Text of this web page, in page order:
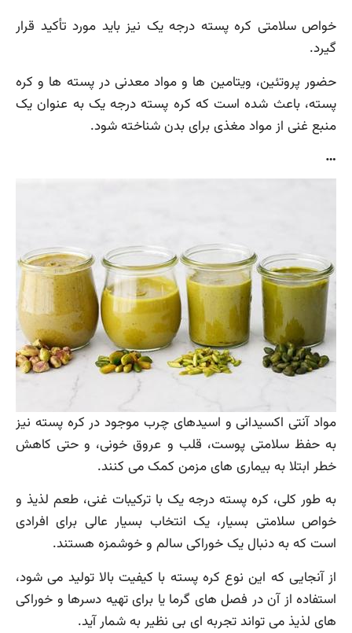
خواص سلامتی کره پسته درجه یک نیز باید مورد تأکید قرار
گیرد.
حضور پروتئین، ویتامین ها و مواد معدنی در پسته ها و کره
پسته، باعث شده است که کره پسته درجه یک به عنوان یک
منبع غنی از مواد مغذی برای بدن شناخته شود.
…
مواد آنتی اکسیدانی و اسیدهای چرب موجود در کره پسته نیز
به حفظ سلامتی پوست، قلب و عروق خونی، و حتی کاهش
خطر ابتلا به بیماری های مزمن کمک می کنند.
به طور کلی، کره پسته درجه یک با ترکیبات غنی، طعم لذیذ و
خواص سلامتی بسیار، یک انتخاب بسیار عالی برای افرادی
است که به دنبال یک خوراکی سالم و خوشمزه هستند.
از آنجایی که این نوع کره پسته با کیفیت بالا تولید می شود،
استفاده از آن در فصل های گرما یا برای تهیه دسرها و خوراکی
های لذیذ می تواند تجربه ای بی نظیر به شمار آید.